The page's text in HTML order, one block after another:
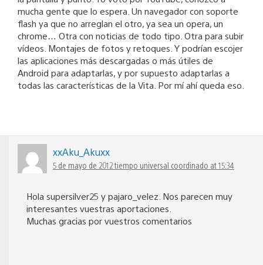
mucha gente que lo espera. Un navegador con soporte
flash ya que no arreglan el otro, ya sea un opera, un
chrome… Otra con noticias de todo tipo. Otra para subir
vídeos. Montajes de fotos y retoques. Y podrían escojer
las aplicaciones más descargadas o más útiles de
Android para adaptarlas, y por supuesto adaptarlas a
todas las características de la Vita. Por mí ahí queda eso.
xxAku_Akuxx
5 de mayo de 2012 tiempo universal coordinado at 15:34
Hola supersilver25 y pajaro_velez. Nos parecen muy
interesantes vuestras aportaciones.
Muchas gracias por vuestros comentarios